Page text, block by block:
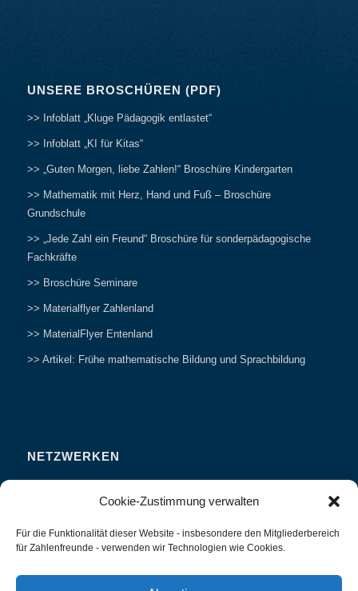
Cookie-Zustimmung verwalten
Für die Funktionalität dieser Website - insbesondere den Mitgliederbereich
für Zahlenfreunde - verwenden wir Technologien wie Cookies.
UNSERE BROSCHÜREN (PDF)
>> Infoblatt „Kluge Pädagogik entlastet“
>> Infoblatt „KI für Kitas“
>> „Guten Morgen, liebe Zahlen!“ Broschüre Kindergarten
>> Mathematik mit Herz, Hand und Fuß – Broschüre
Grundschule
>> „Jede Zahl ein Freund“ Broschüre für sonderpädagogische
Fachkräfte
>> Broschüre Seminare
>> Materialflyer Zahlenland
>> MaterialFlyer Entenland
>> Artikel: Frühe mathematische Bildung und Sprachbildung
NETZWERKEN
Studieren
Interviews und Erfahrungsberichte